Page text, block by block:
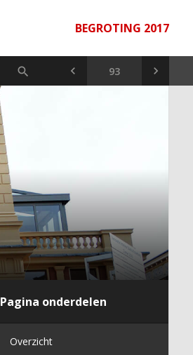
BEGROTING 2017
Pagina onderdelen
Overzicht